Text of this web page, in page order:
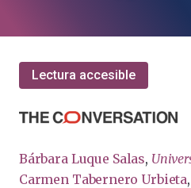
Lectura accesible
Bárbara Luque Salas,
Carmen Tabernero Urbieta,